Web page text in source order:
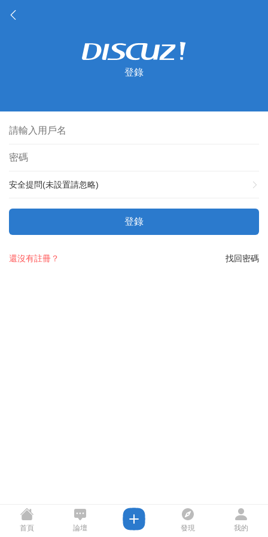
登錄
安全提問(未設置請忽略)
登錄
找回密碼
還沒有註冊？
首頁 論壇 發現 我的